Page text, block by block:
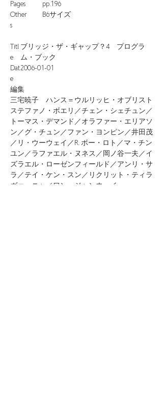
Pages
pp.196
Other
s
B6サイズ
Titl
e
ブリッジ・ザ・ギャップ？4 プログラ
ム・ブック
Dat
e
2006-01-01
編集
三宅暁子 ハンス＝ウルリッヒ・オブリスト
ステファノ・ボエリ／チェン・シェチュン／
トーマス・デマンド／オラファー・エリアソ
ン／グ・チュン／ファン・ヨンピン／井田茂
／リ・ウーウェイ／R. ボー・ロト／マ・チン
ユン／ラファエル・ヌネス／岡ノ谷一夫／イ
ズラエル・ローゼンフィールド／アンリ・サ
ラ／テイ・ケン・スン／リクリット・ティラ
ヴァーニャ／ワン・ジャンウェイ